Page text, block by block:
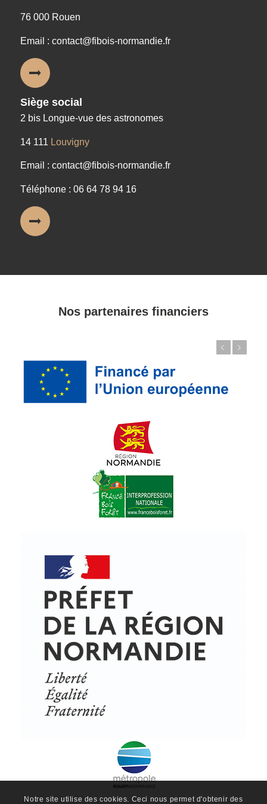
76 000 Rouen
Email : contact@fibois-normandie.fr
Siège social
2 bis Longue-vue des astronomes
14 111 Louvigny
Email : contact@fibois-normandie.fr
Téléphone : 06 64 78 94 16
Nos partenaires financiers
© Copyright - ProfessionsBois | Conception et réalisation :Le Plus Du Web
Actualités
Mentions légales
Politique de confidentialité
Plan du site
Notre site utilise des cookies. Ceci nous permet d'obtenir des